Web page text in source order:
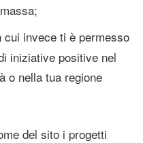
cui invece ti è permesso
iniziative positive nel
o nella tua regione
del sito i progetti